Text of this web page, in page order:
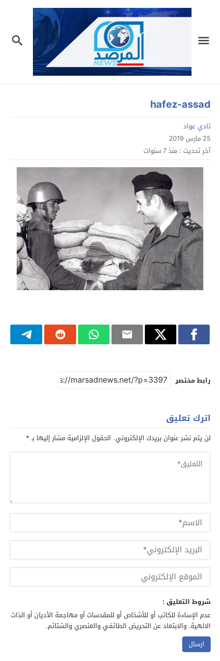
hafez-assad
تادي عواد
25 مارس 2019
آخر تحديث : منذ 7 سنوات
رابط مختصر
اترك تعليق
لن يتم نشر عنوان بريدك الإلكتروني. الحقول الإلزامية مشار إليها بـ*
شروط التعليق :
عدم الإساءة للكاتب أو للأشخاص أو للمقدسات أو مهاجمة الأديان أو الذات
الالهية. والابتعاد عن التحريض الطائفي والعنصري والشتائم.